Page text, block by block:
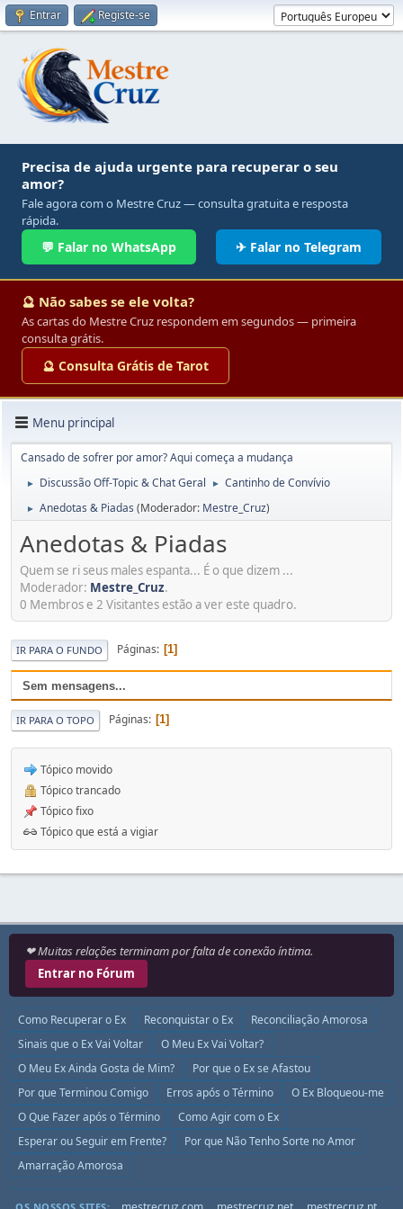
Entrar Registe-se
Precisa de ajuda urgente para recuperar o seu
amor?
Fale agora com o Mestre Cruz — consulta gratuita e resposta
rápida.
💬 Falar no WhatsApp ✈ Falar no Telegram
🔮 Não sabes se ele volta?
As cartas do Mestre Cruz respondem em segundos — primeira
consulta grátis.
🔮 Consulta Grátis de Tarot
Menu principal
Cansado de sofrer por amor? Aqui começa a mudança
► Discussão Off-Topic & Chat Geral ► Cantinho de Convívio
► Anedotas & Piadas (Moderador: Mestre_Cruz)
Anedotas & Piadas
Quem se ri seus males espanta... É o que dizem ...
Moderador: Mestre_Cruz.
0 Membros e 2 Visitantes estão a ver este quadro.
IR PARA O FUNDO Páginas 1
Sem mensagens...
IR PARA O TOPO Páginas 1
Tópico movido
Tópico trancado
Tópico fixo
Tópico que está a vigiar
❤ Muitas relações terminam por falta de conexão íntima.
Entrar no Fórum
Como Recuperar o Ex Reconquistar o Ex
Reconciliação Amorosa
Sinais que o Ex Vai Voltar
O Meu Ex Vai Voltar?
O Meu Ex Ainda Gosta de Mim?
Por que o Ex se Afastou
Por que Terminou Comigo
Erros após o Término
O Ex Bloqueou-me
O Que Fazer após o Término
Como Agir com o Ex
Esperar ou Seguir em Frente?
Por que Não Tenho Sorte no Amor
Amarração Amorosa